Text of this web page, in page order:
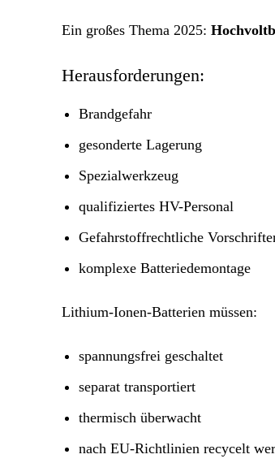
Ein großes Thema 2025:
Herausforderungen:
Brandgefahr
gesonderte Lagerung
Spezialwerkzeug
qualifiziertes HV-Personal
Gefahrstoffrechtliche
komplexe Batteriedemontage
Lithium-Ionen-Batterien müssen:
spannungsfrei geschaltet
separat transportiert
thermisch überwacht
nach EU-Richtlinien recycelt